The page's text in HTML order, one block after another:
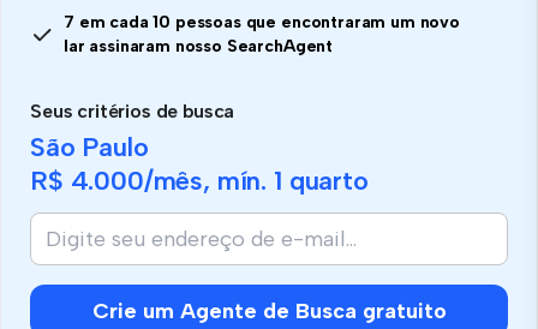
7 em cada 10 pessoas que encontraram um novo
lar assinaram nosso SearchAgent
Seus critérios de busca
São Paulo
R$ 4.000/mês, mín. 1 quarto
Crie um Agente de Busca gratuito